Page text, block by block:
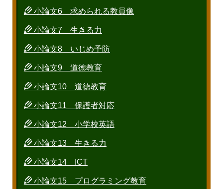
小論文6 求められる教員像
小論文7 生きる力
小論文8 いじめ予防
小論文9 道徳教育
小論文10 道徳教育
小論文11 保護者対応
小論文12 小学校英語
小論文13 生きる力
小論文14 ICT
小論文15 プログラミング教育